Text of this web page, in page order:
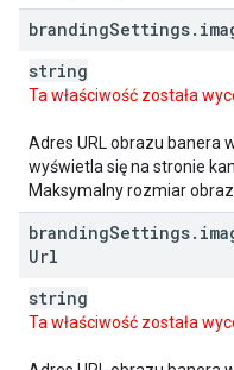
brandingSettings.
string
Ta właściwość została
Adres URL obrazu banera
wyświetla się na stronie
Maksymalny rozmiar
brandingSettings.
Url
string
Ta właściwość została